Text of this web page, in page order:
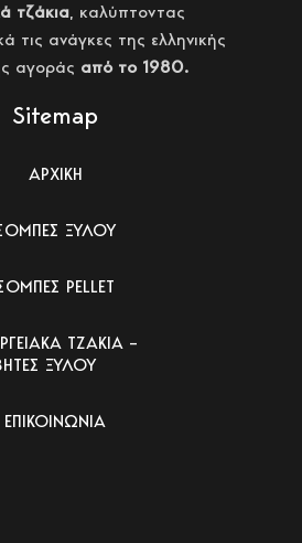
τζάκια, καλύπτοντας
τις ανάγκες της ελληνικής
αγοράς από το 1980.
Sitemap
ΑΡΧΙΚΗ
ΞΥΛΟΥ
PELLET
ΤΖΑΚΙΑ –
ΞΥΛΟΥ
ΕΠΙΚΟΙΝΩΝΙΑ